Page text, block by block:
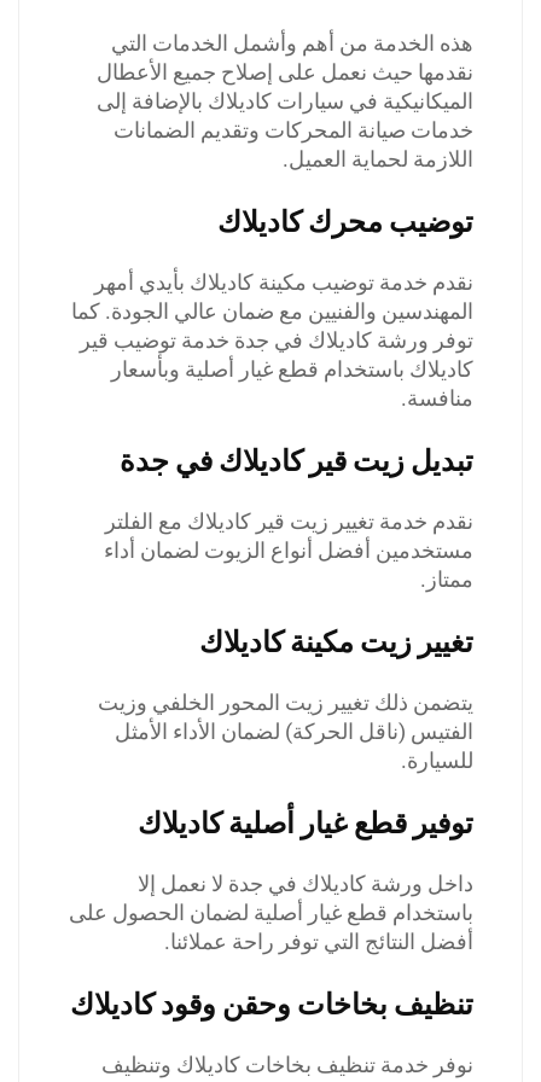
هذه الخدمة من أهم وأشمل الخدمات التي
نقدمها حيث نعمل على إصلاح جميع الأعطال
الميكانيكية في سيارات كاديلاك بالإضافة إلى
خدمات صيانة المحركات وتقديم الضمانات
اللازمة لحماية العميل.
توضيب محرك كاديلاك
نقدم خدمة توضيب مكينة كاديلاك بأيدي أمهر
المهندسين والفنيين مع ضمان عالي الجودة. كما
توفر ورشة كاديلاك في جدة خدمة توضيب قير
كاديلاك باستخدام قطع غيار أصلية وبأسعار
منافسة.
تبديل زيت قير كاديلاك في جدة
نقدم خدمة تغيير زيت قير كاديلاك مع الفلتر
مستخدمين أفضل أنواع الزيوت لضمان أداء
ممتاز.
تغيير زيت مكينة كاديلاك
يتضمن ذلك تغيير زيت المحور الخلفي وزيت
الفتيس (ناقل الحركة) لضمان الأداء الأمثل
للسيارة.
توفير قطع غيار أصلية كاديلاك
داخل ورشة كاديلاك في جدة لا نعمل إلا
باستخدام قطع غيار أصلية لضمان الحصول على
أفضل النتائج التي توفر راحة عملائنا.
تنظيف بخاخات وحقن وقود كاديلاك
نوفر خدمة تنظيف بخاخات كاديلاك وتنظيف